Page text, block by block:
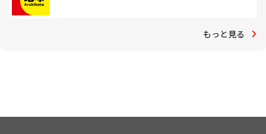
もっと見る